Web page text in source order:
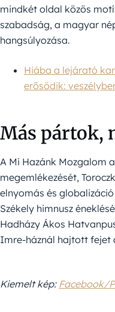
mindkét oldal közös
szabadság, a magyar
hangsúlyozása.
Hiába a lejárató
erősödik:
Más pártok,
A Mi Hazánk Mozgalom
megemlékezését,
elnyomás és
Székely himnusz
Hadházy Ákos
Imre-háznál hajtott fejet
Kiemelt kép: Facebook/